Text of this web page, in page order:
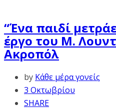
“Ένα παιδί
έργο του Μ.
Ακροπόλ
by Κάθε μέρα γονείς
3 Οκτωβρίου
SHARE